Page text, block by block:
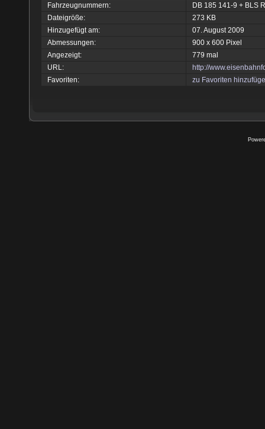
Fahrzeugnummern:
DB 185 141-9 + BLS
Dateigröße:
273 KB
Hinzugefügt am:
07. August 2009
Abmessungen:
900 x 600 Pixel
Angezeigt:
779 mal
URL:
http://
Favoriten:
zu Favoriten